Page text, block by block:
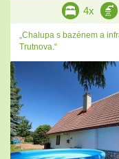
4x
„Chalupa s bazénem a
Trutnova.“